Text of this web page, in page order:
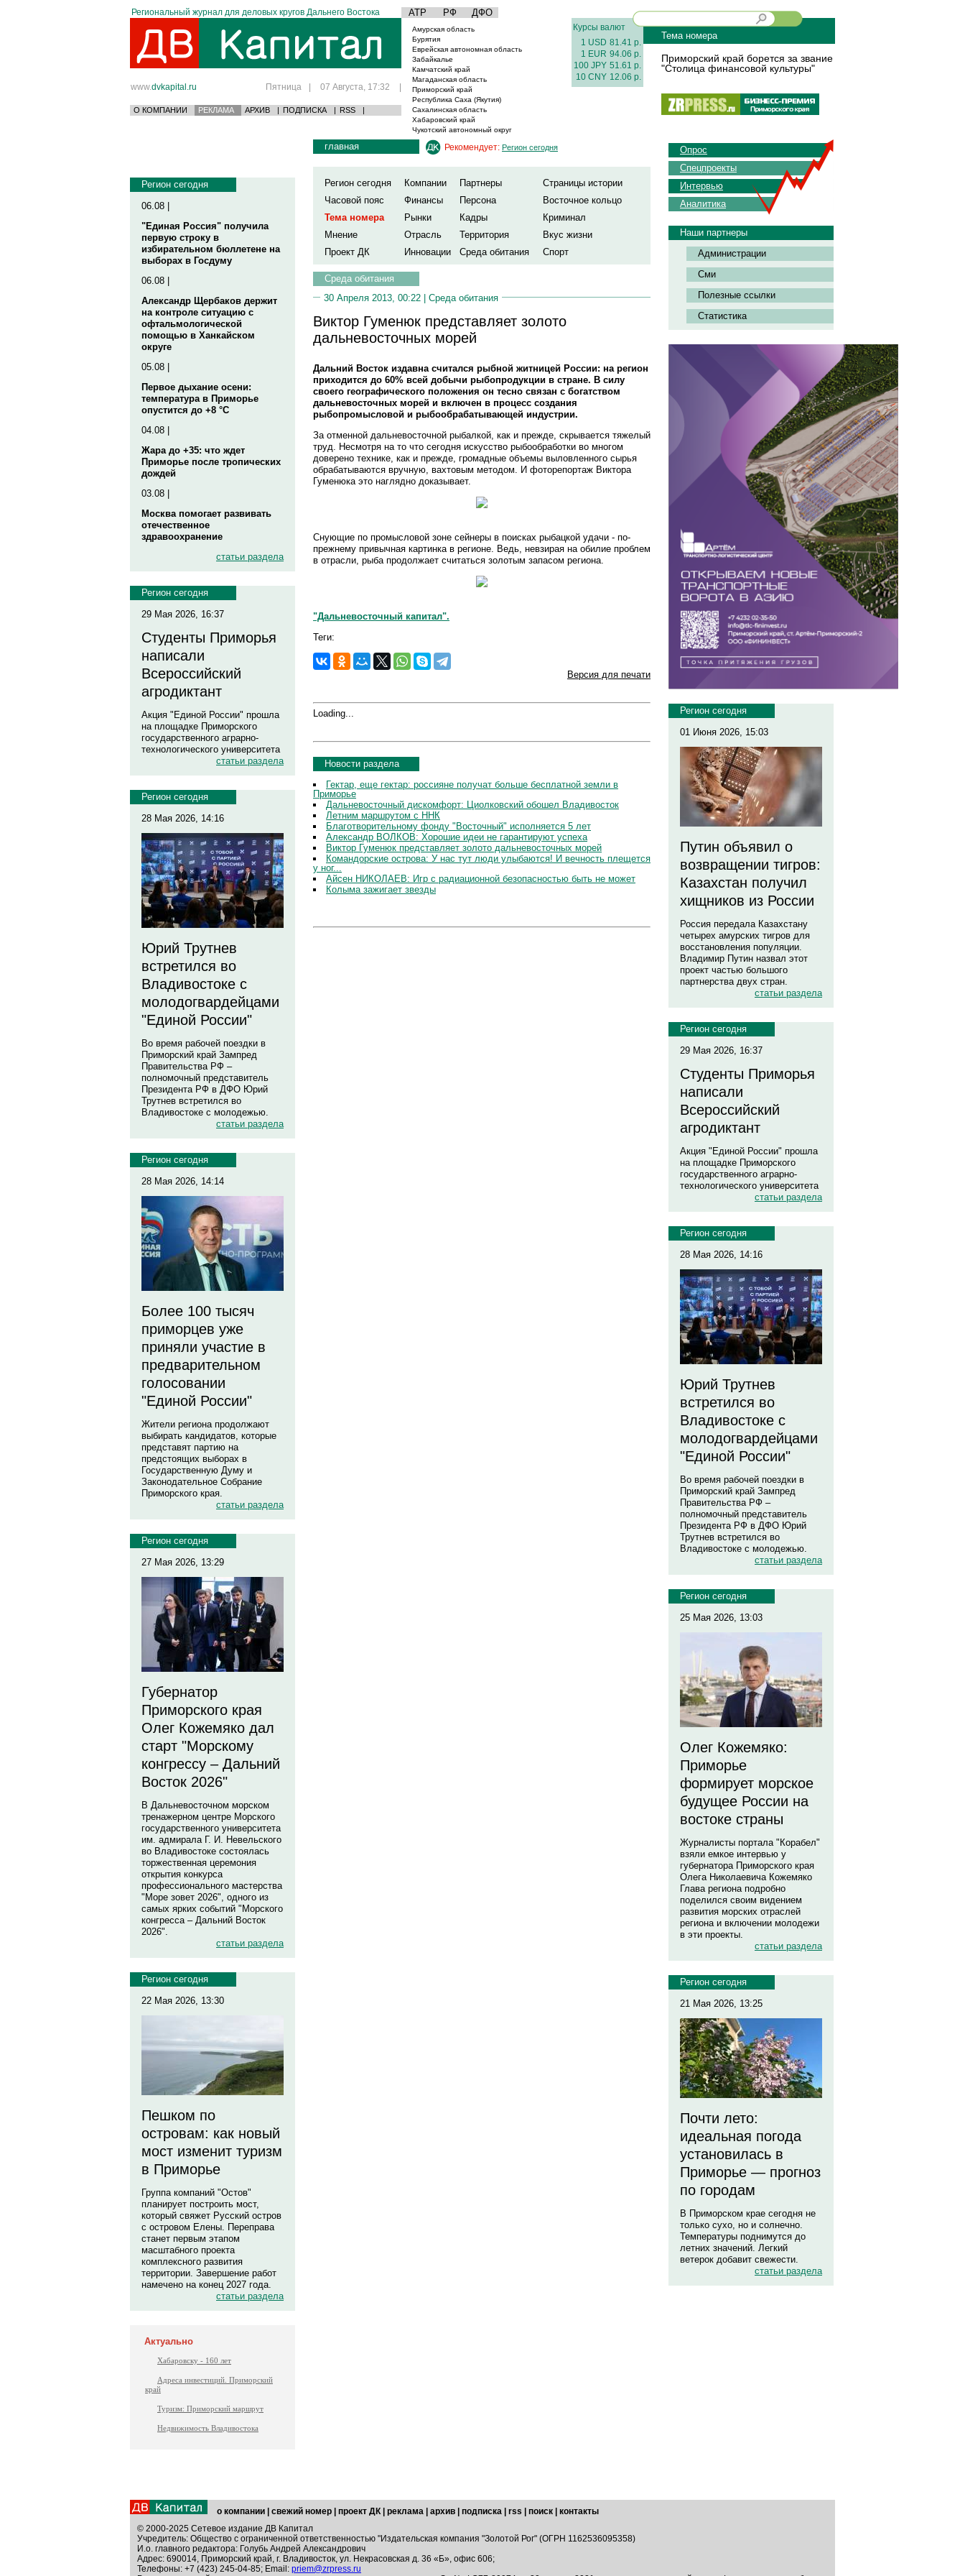
Региональный журнал для деловых кругов Дальнего Востока АТР РФ ДФО
www.dvkapital.ru Пятница | 07 Августа, 17:32 |
О КОМПАНИИ РЕКЛАМА АРХИВ | ПОДПИСКА | RSS |
Амурская область
Бурятия
Еврейская автономная область
Забайкалье
Камчатский край
Магаданская область
Приморский край
Республика Саха (Якутия)
Сахалинская область
Хабаровский край
Чукотский автономный округ
Курсы валют
1 USD 81.41 р.
1 EUR 94.06 р.
100 JPY 51.61 р.
10 CNY 12.06 р.
Тема номера
Приморский край борется за звание
"Столица финансовой культуры"
Регион сегодня
06.08 |
"Единая Россия" получила
первую строку в
избирательном бюллетене на
выборах в Госдуму
06.08 |
Александр Щербаков держит
на контроле ситуацию с
офтальмологической
помощью в Ханкайском
округе
05.08 |
Первое дыхание осени:
температура в Приморье
опустится до +8 °C
04.08 |
Жара до +35: что ждет
Приморье после тропических
дождей
03.08 |
Москва помогает развивать
отечественное
здравоохранение
статьи раздела
Регион сегодня
29 Мая 2026, 16:37
Студенты Приморья
написали
Всероссийский
агродиктант
Акция "Единой России" прошла
на площадке Приморского
государственного аграрно-
технологического университета
статьи раздела
Регион сегодня
28 Мая 2026, 14:16
Юрий Трутнев
встретился во
Владивостоке с
молодогвардейцами
"Единой России"
Во время рабочей поездки в
Приморский край Зампред
Правительства РФ –
полномочный представитель
Президента РФ в ДФО Юрий
Трутнев встретился во
Владивостоке с молодежью.
статьи раздела
Регион сегодня
28 Мая 2026, 14:14
Более 100 тысяч
приморцев уже
приняли участие в
предварительном
голосовании
"Единой России"
Жители региона продолжают
выбирать кандидатов, которые
представят партию на
предстоящих выборах в
Государственную Думу и
Законодательное Собрание
Приморского края.
статьи раздела
Регион сегодня
27 Мая 2026, 13:29
Губернатор
Приморского края
Олег Кожемяко дал
старт "Морскому
конгрессу – Дальний
Восток 2026"
В Дальневосточном морском
тренажерном центре Морского
государственного университета
им. адмирала Г. И. Невельского
во Владивостоке состоялась
торжественная церемония
открытия конкурса
профессионального мастерства
"Море зовет 2026", одного из
самых ярких событий "Морского
конгресса – Дальний Восток
2026".
статьи раздела
Регион сегодня
22 Мая 2026, 13:30
Пешком по
островам: как новый
мост изменит туризм
в Приморье
Группа компаний "Остов"
планирует построить мост,
который свяжет Русский остров
с островом Елены. Переправа
станет первым этапом
масштабного проекта
комплексного развития
территории. Завершение работ
намечено на конец 2027 года.
статьи раздела
Актуально
Хабаровску - 160 лет
Адреса инвестиций. Приморский
край
Туризм: Приморский маршрут
Недвижимость Владивостока
главная Рекомендует: Регион сегодня
Регион сегодня Компании Партнеры
Страницы истории
Часовой пояс
Финансы Персона
Восточное кольцо
Тема номера
Рынки Кадры
Криминал
Мнение
Отрасль Территория
Вкус жизни
Проект ДК
Инновации Среда обитания Спорт
Среда обитания
30 Апреля 2013, 00:22 | Среда обитания
Виктор Гуменюк представляет золото
дальневосточных морей
Дальний Восток издавна считался рыбной житницей России: на регион
приходится до 60% всей добычи рыбопродукции в стране. В силу
своего географического положения он тесно связан с богатством
дальневосточных морей и включен в процесс создания
рыбопромысловой и рыбообрабатывающей индустрии.
За отменной дальневосточной рыбалкой, как и прежде, скрывается тяжелый
труд. Несмотря на то что сегодня искусство рыбообработки во многом
доверено технике, как и прежде, громадные объемы выловленного сырья
обрабатываются вручную, вахтовым методом. И фоторепортаж Виктора
Гуменюка это наглядно доказывает.
Снующие по промысловой зоне сейнеры в поисках рыбацкой удачи - по-
прежнему привычная картинка в регионе. Ведь, невзирая на обилие проблем
в отрасли, рыба продолжает считаться золотым запасом региона.
"Дальневосточный капитал".
Теги:
Версия для печати
Loading...
Новости раздела
Гектар, еще гектар: россияне получат больше бесплатной земли в
Приморье
Дальневосточный дискомфорт: Циолковский обошел Владивосток
Летним маршрутом с ННК
Благотворительному фонду "Восточный" исполняется 5 лет
Александр ВОЛКОВ: Хорошие идеи не гарантируют успеха
Виктор Гуменюк представляет золото дальневосточных морей
Командорские острова: У нас тут люди улыбаются! И вечность плещется
у ног...
Айсен НИКОЛАЕВ: Игр с радиационной безопасностью быть не может
Колыма зажигает звезды
Опрос
Спецпроекты
Интервью
Аналитика
Наши партнеры
Администрации
Сми
Полезные ссылки
Статистика
Регион сегодня
01 Июня 2026, 15:03
Путин объявил о
возвращении тигров:
Казахстан получил
хищников из России
Россия передала Казахстану
четырех амурских тигров для
восстановления популяции.
Владимир Путин назвал этот
проект частью большого
партнерства двух стран.
статьи раздела
Регион сегодня
29 Мая 2026, 16:37
Студенты Приморья
написали
Всероссийский
агродиктант
Акция "Единой России" прошла
на площадке Приморского
государственного аграрно-
технологического университета
статьи раздела
Регион сегодня
28 Мая 2026, 14:16
Юрий Трутнев
встретился во
Владивостоке с
молодогвардейцами
"Единой России"
Во время рабочей поездки в
Приморский край Зампред
Правительства РФ –
полномочный представитель
Президента РФ в ДФО Юрий
Трутнев встретился во
Владивостоке с молодежью.
статьи раздела
Регион сегодня
25 Мая 2026, 13:03
Олег Кожемяко:
Приморье
формирует морское
будущее России на
востоке страны
Журналисты портала "Корабел"
взяли емкое интервью у
губернатора Приморского края
Олега Николаевича Кожемяко
Глава региона подробно
поделился своим видением
развития морских отраслей
региона и включении молодежи
в эти проекты.
статьи раздела
Регион сегодня
21 Мая 2026, 13:25
Почти лето:
идеальная погода
установилась в
Приморье — прогноз
по городам
В Приморском крае сегодня не
только сухо, но и солнечно.
Температуры поднимутся до
летних значений. Легкий
ветерок добавит свежести.
статьи раздела
о компании свежий номер проект ДК реклама архив подписка rss поиск
контакты
© 2000-2025 Сетевое издание ДВ Капитал
Учредитель: Общество с ограниченной ответственностью "Издательская компания "Золотой Рог" (ОГРН 1162536095358)
И.о. главного редактора: Голубь Андрей Александрович
Адрес: 690014, Приморский край, г. Владивосток, ул. Некрасовская д. 36 «Б», офис 606;
Телефоны: +7 (423) 245-04-85; Email: priem@zrpress.ru